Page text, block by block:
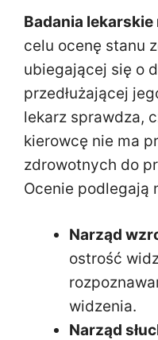
Badania
celu ocenę stanu
ubiegającej się o
przedłużającej
lekarz sprawdza,
kierowcę nie ma
zdrowotnych do
Ocenie podlegają
Narząd
ostrość
widzenia.
Narząd